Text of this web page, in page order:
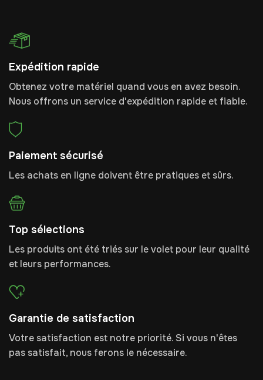
Expédition rapide
Obtenez votre matériel quand vous en avez besoin.
Nous offrons un service d'expédition rapide et fiable.
Paiement sécurisé
Les achats en ligne doivent être pratiques et sûrs.
Top sélections
Les produits ont été triés sur le volet pour leur qualité
et leurs performances.
Garantie de satisfaction
Votre satisfaction est notre priorité. Si vous n'êtes
pas satisfait, nous ferons le nécessaire.